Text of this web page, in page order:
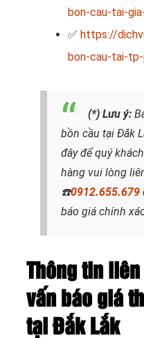
bon-cau-tai-
✅ https://
bon-cau-tai-tp-
(*) Lưu ý:
bồn cầu tại Đắk
đây để quý
hàng vui lòng
☎️0912.655.679
báo giá chính
Thông tin liên
vấn báo giá
tại Đắk Lắk